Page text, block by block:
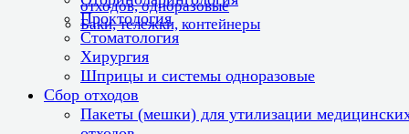
отходов, одноразовые
Баки, тележки, контейнеры
Проктология
Стоматология
Хирургия
Шприцы и системы одноразовые
Сбор отходов
Пакеты (мешки) для утилизации